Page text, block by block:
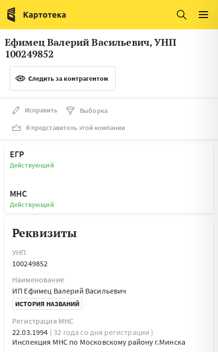
Италия
Люксембург
Литва
Латвия
Словения
Франция
Швеция
Мальта
Ефимец Валерий Васильевич, УНП
100249852
Следить за контрагентом
Исправить
Выборка
Я представитель этой компании
ЕГР
Действующий
МНС
Действующий
Реквизиты
УНП
100249852
Наименование
ИП Ефимец Валерий Васильевич
ИСТОРИЯ НАЗВАНИЙ
Регистрация МНС
22.03.1994 ( 32 года со дня регистрации )
Инспекция МНС по Московскому району г.Минска